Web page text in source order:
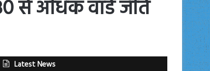
से अधिक वार्ड जीते
Latest News